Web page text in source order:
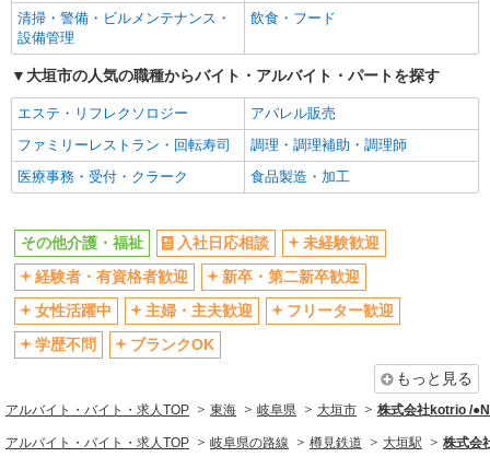
清掃・警備・ビルメンテナンス・
設備管理
飲食・フード
大垣市の人気の職種からバイト・アルバイト・パートを探す
エステ・リフレクソロジー
アパレル販売
ファミリーレストラン・回転寿司
調理・調理補助・調理師
医療事務・受付・クラーク
食品製造・加工
その他介護・福祉 入社日応相談
未経験歓迎
経験者・有資格者歓迎
新卒・第二新卒歓迎
女性活躍中
主婦・主夫歓迎
フリーター歓迎
学歴不問
ブランクOK
もっと見る
アルバイト・バイト・求人TOP 東海 岐阜県 大垣市 株式会社kotrio /
アルバイト・バイト・求人TOP 岐阜県の路線 樽見鉄道 大垣駅 株式会